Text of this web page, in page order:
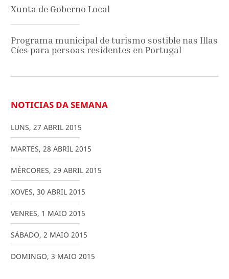
Xunta de Goberno Local
Programa municipal de turismo sostible nas Illas
Cíes para persoas residentes en Portugal
NOTICIAS DA SEMANA
LUNS, 27 ABRIL 2015
MARTES, 28 ABRIL 2015
MÉRCORES, 29 ABRIL 2015
XOVES, 30 ABRIL 2015
VENRES, 1 MAIO 2015
SÁBADO, 2 MAIO 2015
DOMINGO, 3 MAIO 2015